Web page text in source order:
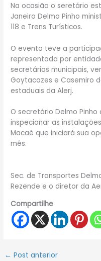
Na ocasião o seretário
Janeiro Delmo Pinho
118 e Trens Turísticos.
O evento teve a
representada por
secretários municipais,
Goytacazes e Casemiro
estaduais da Alerj.
O secretário Delmo
inspecionar as
Macaé que iniciará sua
mês.
Sec. de Transportes
Rezende e o diretor da
Compartilhe
← Post anterior